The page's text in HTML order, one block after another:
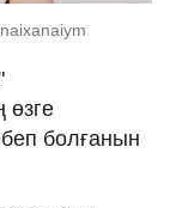
өзге
болғанын